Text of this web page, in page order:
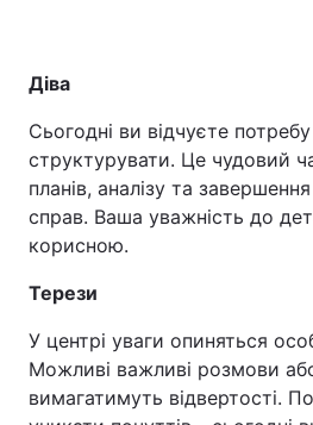
Діва
Сьогодні ви відчуєте потребу
структурувати. Це чудовий
планів, аналізу та
справ. Ваша уважність до
корисною.
Терези
У центрі уваги опиняться
Можливі важливі розмови
вимагатимуть відвертості.